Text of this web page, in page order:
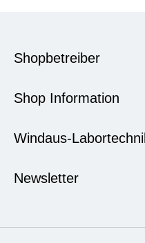
Shopbetreiber
Shop Information
Windaus-
Newsletter